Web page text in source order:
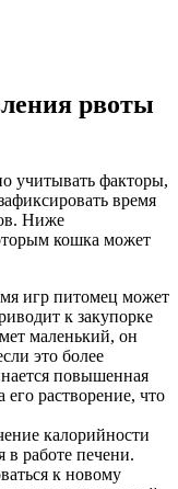
рвоты
учитывать факторы,
время
Ниже
кошка может
игр питомец может
к закупорке
маленький, он
это более
повышенная
растворение, что
калорийности
работе печени.
к новому